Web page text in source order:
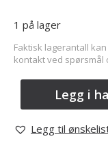
1 på lager
Faktisk lagerantall
kontakt ved spørsmål
Legg i
Legg til